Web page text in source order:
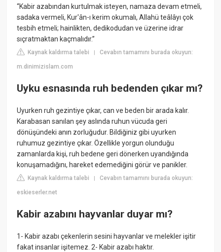
“Kabir azabından kurtulmak isteyen, namaza devam etmeli,
sadaka vermeli, Kur'ân-ı kerim okumalı, Allahü teâlâyı çok
tesbih etmeli; hainlikten, dedikodudan ve üzerine idrar
sıçratmaktan kaçmalıdır.”
Kaynak kaldırma talebi |Cevabın tamamını burada okuyun:
m.dinimizislam.com
Uyku esnasında ruh bedenden çıkar mı?
Uyurken ruh gezintiye çıkar, can ve beden bir arada kalır.
Karabasan sanılan şey aslında ruhun vücuda geri
dönüşündeki anın zorluğudur. Bildiğiniz gibi uyurken
ruhumuz gezintiye çıkar. Özellikle yorgun olunduğu
zamanlarda kişi, ruh bedene geri dönerken uyandığında
konuşamadığını, hareket edemediğini görür ve panikler.
Kaynak kaldırma talebi |Cevabın tamamını burada okuyun:
eskieserler.net
Kabir azabını hayvanlar duyar mı?
1- Kabir azabı çekenlerin sesini hayvanlar ve melekler işitir
fakat insanlar işitemez. 2- Kabir azabı haktır.